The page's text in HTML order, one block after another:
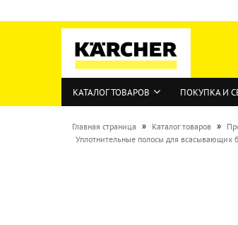
КАТАЛОГ ТОВАРОВ ПОКУПКА И
Главная страница » Каталог товаров »
Уплотнительные полосы для всасывающих